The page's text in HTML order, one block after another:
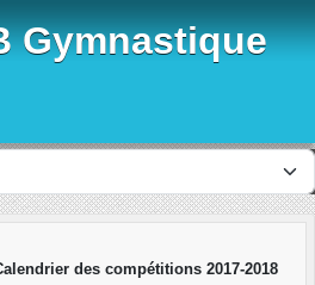
Gymnastique
des compétitions 2017-2018